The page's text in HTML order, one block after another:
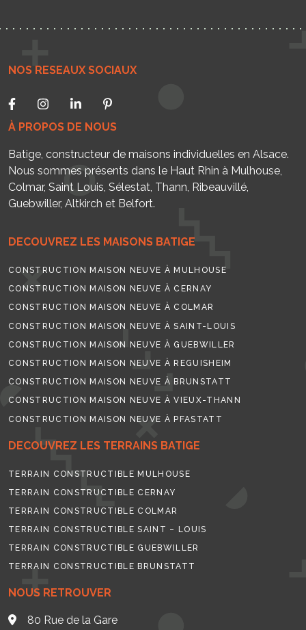
À PROPOS DE NOUS
Batige, constructeur de maisons individuelles en Alsace.
Nous sommes présents dans le Haut Rhin à Mulhouse,
Colmar, Saint Louis, Sélestat, Thann, Ribeauvillé,
Guebwiller, Altkirch et Belfort.
NOUS RETROUVER
80 Rue de la Gare
NOS RESEAUX SOCIAUX
DECOUVREZ LES MAISONS BATIGE
CONSTRUCTION MAISON NEUVE À MULHOUSE
CONSTRUCTION MAISON NEUVE À CERNAY
CONSTRUCTION MAISON NEUVE À COLMAR
CONSTRUCTION MAISON NEUVE À SAINT-LOUIS
CONSTRUCTION MAISON NEUVE À GUEBWILLER
CONSTRUCTION MAISON NEUVE À REGUISHEIM
CONSTRUCTION MAISON NEUVE À BRUNSTATT
CONSTRUCTION MAISON NEUVE À VIEUX-THANN
CONSTRUCTION MAISON NEUVE À PFASTATT
DECOUVREZ LES TERRAINS BATIGE
TERRAIN CONSTRUCTIBLE MULHOUSE
TERRAIN CONSTRUCTIBLE CERNAY
TERRAIN CONSTRUCTIBLE COLMAR
TERRAIN CONSTRUCTIBLE SAINT – LOUIS
TERRAIN CONSTRUCTIBLE GUEBWILLER
TERRAIN CONSTRUCTIBLE BRUNSTATT